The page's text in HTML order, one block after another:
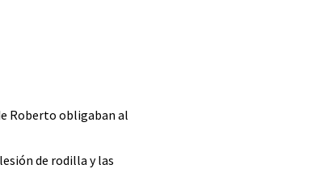
Roberto obligaban al
de rodilla y las